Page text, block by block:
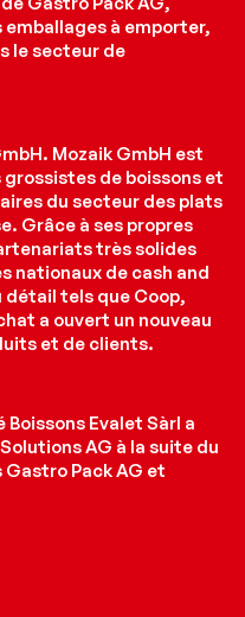
emballages à emporter,
le secteur de
Mozaik GmbH est
de boissons et
du secteur des plats
Grâce à ses propres
très solides
nationaux de cash and
détail tels que Coop,
a ouvert un nouveau
et de clients.
Boissons Evalet Sàrl a
AG à la suite du
Pack AG et